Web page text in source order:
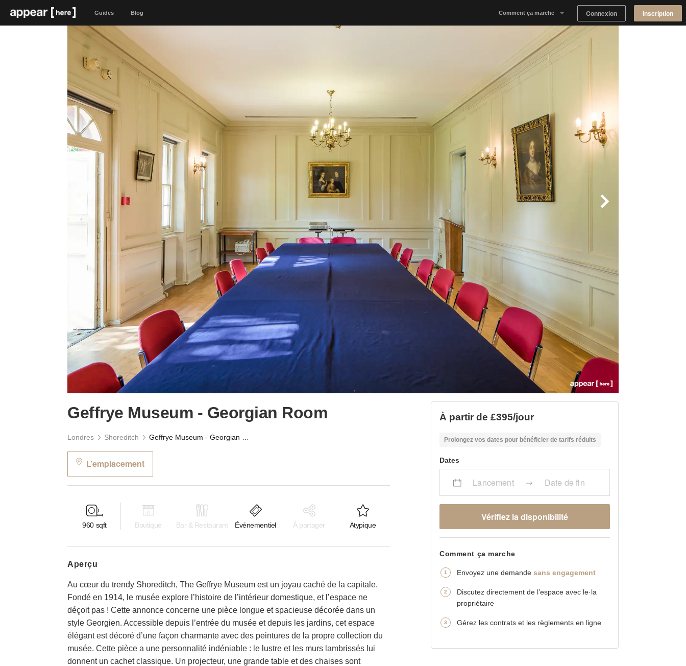
Guides Blog Comment ça marche
Notre concept
Proposer un espace
Tableau de Bord Propriétaire
Connexion Inscription
Geffrye Museum - Georgian Room
Londres Shoreditch
L’emplacement
960 sqft Boutique Bar & Restaurant Événementiel À partager Atypique
aperçu
Au cœur du trendy Shoreditch, The Geffrye Museum est un joyau caché de la capitale.
Fondé en 1914, le musée explore l’histoire de l’intérieur domestique, et l’espace ne
déçoit pas ! Cette annonce concerne une pièce longue et spacieuse décorée dans un
style Georgien. Accessible depuis l’entrée du musée et depuis les jardins, cet espace
élégant est décoré d’une façon charmante avec des peintures de la propre collection du
musée. Cette pièce a une personnalité indéniable : le lustre et les murs lambrissés lui
donnent un cachet classique. Un projecteur, une grande table et des chaises sont
À partir de £395/jour
Prolongez vos dates pour bénéficier de tarifs réduits
Dates
Lancement Date de fin
Vérifiez la disponibilité
Comment ça marche
Envoyez une demandesans engagement
Discutez directement de l’espace avec le·la
propriétaire
Gérez les contrats et les règlements en ligne